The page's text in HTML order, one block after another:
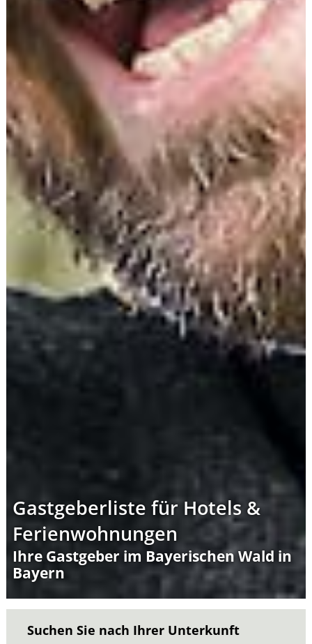
Gastgeberliste für Hotels &
Ferienwohnungen
Ihre Gastgeber im Bayerischen Wald in
Bayern
Suchen Sie nach Ihrer Unterkunft